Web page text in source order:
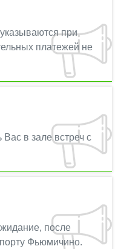
при
платежей не
в зале встреч с
после
Фьюмичино.